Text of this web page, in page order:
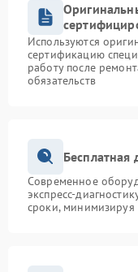
Используются
сертификацию
работу после
обязательств
Бесплатная
Современное
экспресс-
сроки, минимизируя